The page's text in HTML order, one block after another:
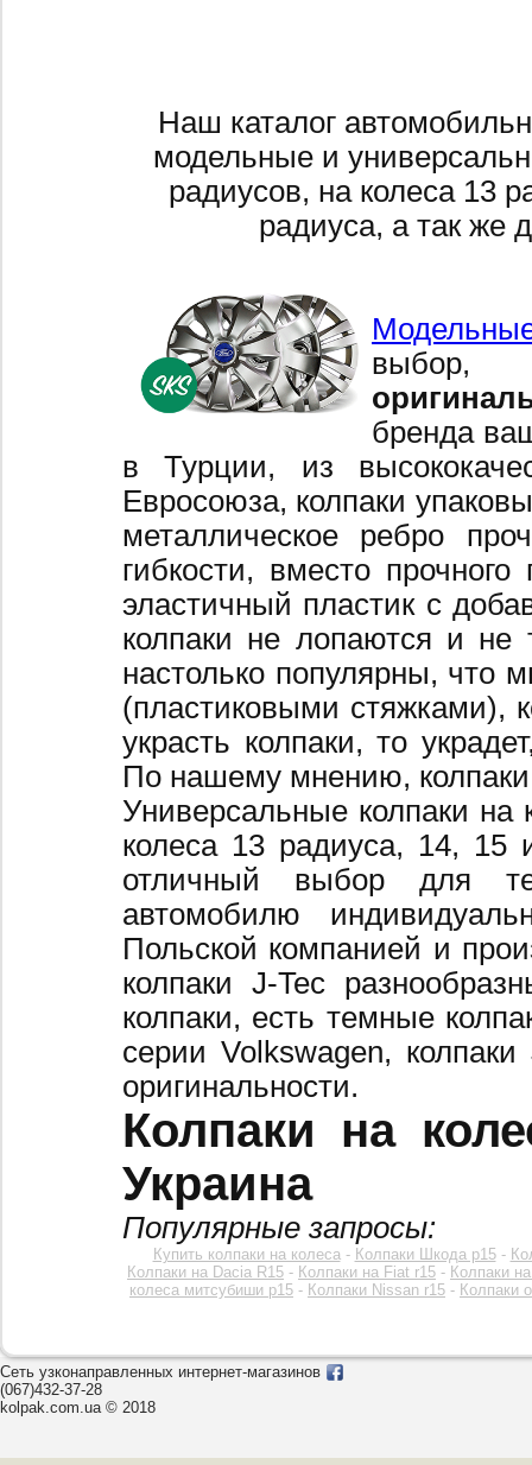
Наш каталог
модельные и
радиусов, на колеса 13
радиуса, а так же
выбор,
бренда
в Турции, из
Евросоюза, колпаки
металлическое ребро
гибкости, вместо
эластичный пластик с
колпаки не лопаются и не
настолько популярны, что
(пластиковыми стяжками),
украсть колпаки, то
По нашему мнению,
Универсальные колпаки
колеса 13 радиуса, 14,
отличный выбор для
автомобилю
Польской компанией и
колпаки J-Tec
колпаки, есть темные
серии Volkswagen,
оригинальности.
Колпаки на
Украина
Популярные запросы:
Купить колпаки на колеса- Колпаки Шкода р15-
Колпаки на Dacia R15 - Колпаки на Fiat r15 - Колпаки
колеса митсубиши р15 - Колпаки Nissan r15 - Колпаки
Сеть узконаправленных интернет-магазинов
(067)432-37-28
kolpak.com.ua © 2018